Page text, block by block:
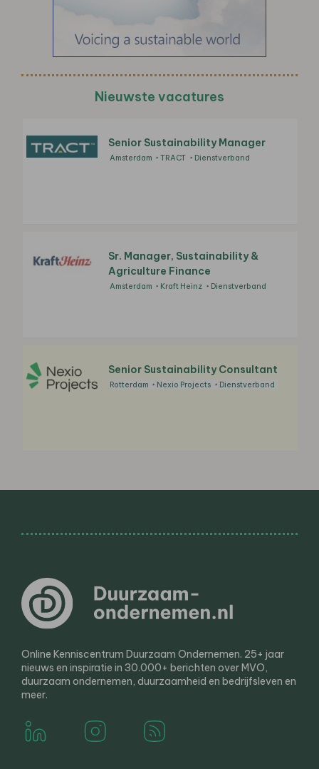
Nieuwste vacatures
Senior Sustainability Manager
Amsterdam TRACT Dienstverband
Sr. Manager, Sustainability &
Agriculture Finance
Amsterdam Kraft Heinz Dienstverband
Senior Sustainability Consultant
Rotterdam Nexio Projects Dienstverband
Online Kenniscentrum Duurzaam Ondernemen. 25+ jaar
nieuws en inspiratie in 30.000+ berichten over MVO,
duurzaam ondernemen, duurzaamheid en bedrijfsleven en
meer.